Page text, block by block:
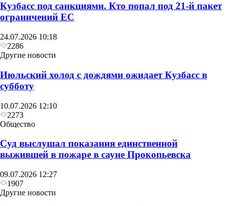
Кузбасс под санкциями. Кто попал под 21‑й пакет
ограничений ЕС
24.07.2026 10:18
2286
Другие новости
Июльский холод с дождями ожидает Кузбасс в
субботу
10.07.2026 12:10
2273
Общество
Суд выслушал показания единственной
выжившей в пожаре в сауне Прокопьевска
09.07.2026 12:27
1907
Другие новости